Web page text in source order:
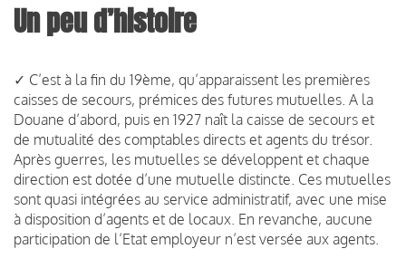
Un peu d’histoire
✓ C’est à la fin du 19ème, qu’apparaissent les premières
caisses de secours, prémices des futures mutuelles. A la
Douane d’abord, puis en 1927 naît la caisse de secours et
de mutualité des comptables directs et agents du trésor.
Après guerres, les mutuelles se développent et chaque
direction est dotée d’une mutuelle distincte. Ces mutuelles
sont quasi intégrées au service administratif, avec une mise
à disposition d’agents et de locaux. En revanche, aucune
participation de l’Etat employeur n’est versée aux agents.